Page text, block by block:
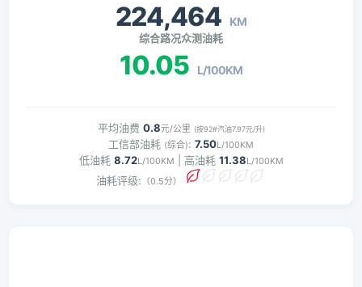
224,464 KM
综合路况众测油耗
10.05 L/100KM
平均油费 0.8元/公里 (按92#汽油7.97元/升)
工信部油耗 (综合): 7.50L/100KM
低油耗 8.72L/100KM | 高油耗 11.38L/100KM
油耗评级: （0.5分）